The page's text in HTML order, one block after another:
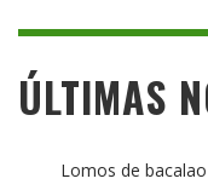
ÚLTIMAS
Lomos de